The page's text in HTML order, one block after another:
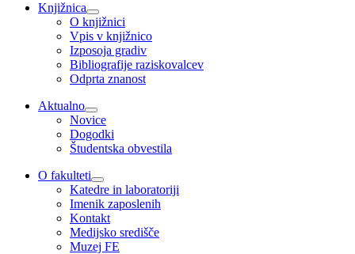
Knjižnica
O knjižnici
Vpis v knjižnico
Izposoja gradiv
Bibliografije raziskovalcev
Odprta znanost
Aktualno
Novice
Dogodki
Študentska obvestila
O fakulteti
Katedre in laboratoriji
Imenik zaposlenih
Kontakt
Medijsko središče
Muzej FE